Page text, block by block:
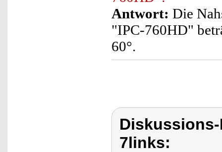
Antwort: Die
"IPC-760HD"
60°.
7links: